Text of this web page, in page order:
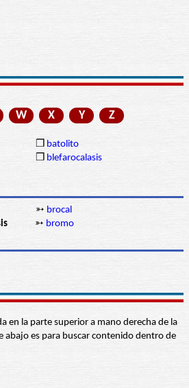
W X Y Z
❒ batolito
❒ blefarocalasis
➳ brocal
➳ bromo
en la parte superior a mano derecha de la
abajo es para buscar contenido dentro de